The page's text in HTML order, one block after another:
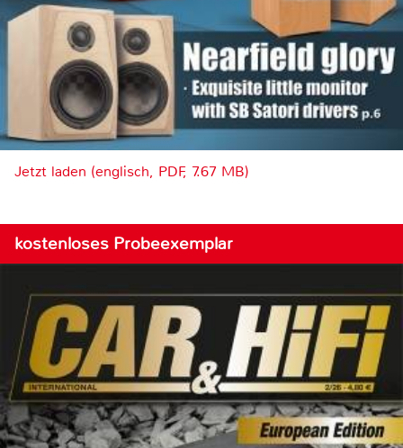
Jetzt laden (englisch, PDF, 7.67 MB)
kostenloses Probeexemplar